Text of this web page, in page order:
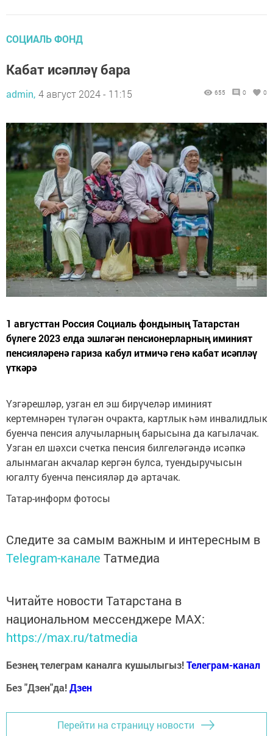
СОЦИАЛЬ ФОНД
Кабат исәпләү бара
admin, 4 август 2024 - 11:15 655 0 0
1 августтан Россия Социаль фондының Татарстан
бүлеге 2023 елда эшләгән пенсионерларның иминият
пенсияләренә гариза кабул итмичә генә кабат исәпләү
үткәрә
Үзгәрешләр, узган ел эш бирүчеләр иминият
кертемнәрен түләгән очракта, картлык һәм инвалидлык
буенча пенсия алучыларның барысына да кагылачак.
Узган ел шәхси счетка пенсия билгеләгәндә исәпкә
алынмаган акчалар кергән булса, туендыручысын
югалту буенча пенсияләр дә артачак.
Татар-информ фотосы
Следите за самым важным и интересным в
Telegram-канале Татмедиа
Читайте новости Татарстана в
национальном мессенджере MАХ:
https://max.ru/tatmedia
Безнең телеграм каналга кушылыгыз!Телеграм-канал
Без "Дзен"да!Дзен
Перейти на страницу новости